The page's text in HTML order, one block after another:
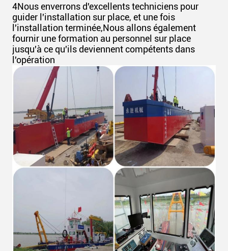
4Nous enverrons d'excellents techniciens pour
guider l'installation sur place, et une fois
l'installation terminée,Nous allons également
fournir une formation au personnel sur place
jusqu'à ce qu'ils deviennent compétents dans
l'opération